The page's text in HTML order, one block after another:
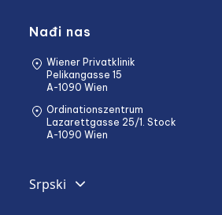
Nađi nas
Wiener Privatklinik
Pelikangasse 15
A-1090 Wien
Ordinationszentrum
Lazarettgasse 25/1. Stock
A-1090 Wien
Srpski
English